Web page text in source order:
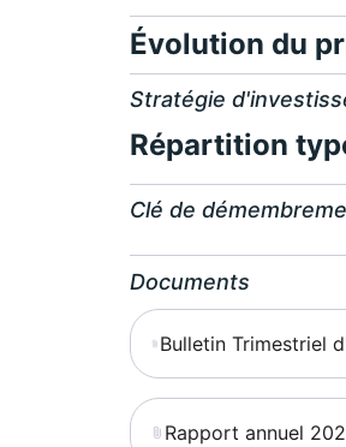
Évolution du
Stratégie
Répartition
Clé de
Documents
Bulletin Trimestriel
trimestre 2023 -
Rapport annuel